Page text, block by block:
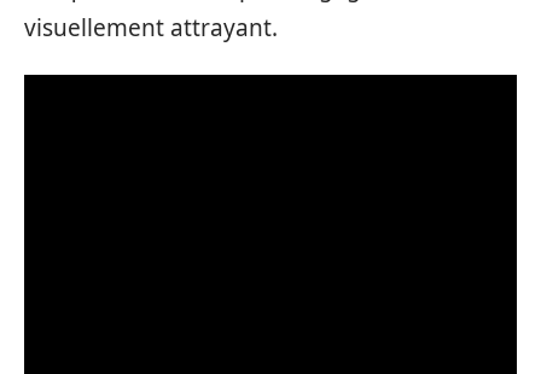
visuellement attrayant.